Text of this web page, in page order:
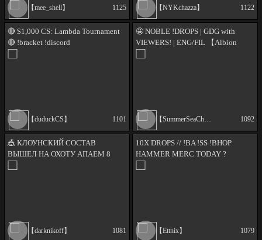
【mee_shell】 1125 【NYKchazza】 1122
🔴 $1,000 CS: Lambda Tournament
🔴 !bracket !discord
【duduckCS】 1101
🤩 NOBLE !DROPS | GDG with
VIEWERS! | ENG/FIL 【Albion
【SummerSeaChels】 1092
🎪 КЛОУНСКИЙ СОСТАВ
ВЫШЕЛ НА ОХОТУ АПАЕМ 8
【darknikoff】 1081
10X DROPS // !BA !SS !BHOP
HAMMER MERC TODAY ?
【Ettnix】 1079